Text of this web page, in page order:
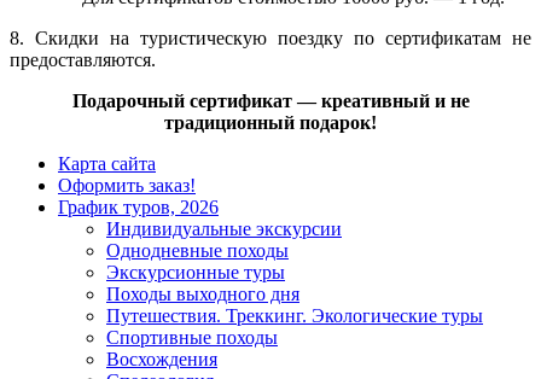
8. Скидки на туристическую поездку по сертификатам не
предоставляются.
Подарочный сертификат — креативный и не
традиционный подарок!
Карта сайта
Оформить заказ!
График туров, 2026
Индивидуальные экскурсии
Однодневные походы
Экскурсионные туры
Походы выходного дня
Путешествия. Треккинг. Экологические туры
Спортивные походы
Восхождения